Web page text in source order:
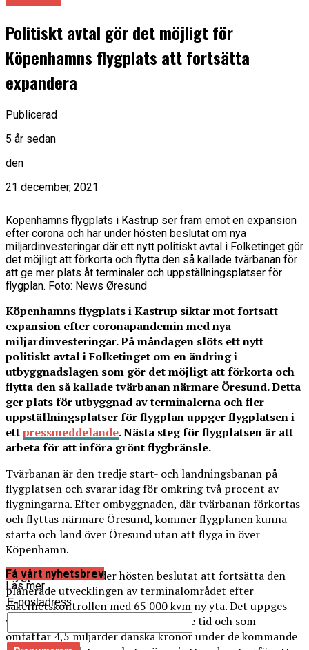
Politiskt avtal gör det möjligt för
Köpenhamns flygplats att fortsätta
expandera
Publicerad
5 år sedan
den
21 december, 2021
Köpenhamns flygplats i Kastrup ser fram emot en expansion
efter corona och har under hösten beslutat om nya
miljardinvesteringar där ett nytt politiskt avtal i Folketinget gör
det möjligt att förkorta och flytta den så kallade tvärbanan för
att ge mer plats åt terminaler och uppställningsplatser för
flygplan. Foto: News Øresund
Köpenhamns flygplats i Kastrup siktar mot fortsatt
expansion efter coronapandemin med nya
miljardinvesteringar. På måndagen slöts ett nytt
politiskt avtal i Folketinget om en ändring i
utbyggnadslagen som gör det möjligt att förkorta och
flytta den så kallade tvärbanan närmare Öresund. Detta
ger plats för utbyggnad av terminalerna och fler
uppställningsplatser för flygplan uppger flygplatsen i
ettpressmeddelande. Nästa steg för flygplatsen är att
arbeta för att införa grönt flygbränsle.
Tvärbanan är den tredje start- och landningsbanan på
flygplatsen och svarar idag för omkring två procent av
flygningarna. Efter ombyggnaden, där tvärbanan förkortas
och flyttas närmare Öresund, kommer flygplanen kunna
starta och land över Öresund utan att flyga in över
Köpenhamn.
Flygplatsen har under hösten beslutat att fortsätta den
planerade utvecklingen av terminalområdet efter
säkerhetskontrollen med 65 000 kvm ny yta. Det uppges
vara den största investeringen i nyare tid och som
omfattar 4,5 miljarder danska kronor under de kommande
Läs mer
Få vårt nyhetsbrev
E-postadress